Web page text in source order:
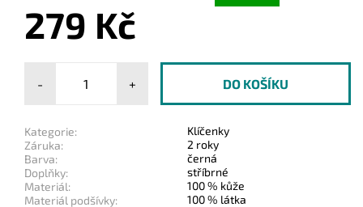
279 Kč
- +
Kategorie:
Klíčenky
Záruka:
2 roky
Barva:
černá
Doplňky:
stříbrné
Materiál:
100 % kůže
Materiál podšívky:
100 % látka